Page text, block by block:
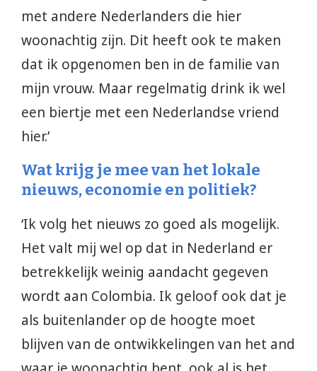
met andere Nederlanders die hier
woonachtig zijn. Dit heeft ook te maken
dat ik opgenomen ben in de familie van
mijn vrouw. Maar regelmatig drink ik wel
een biertje met een Nederlandse vriend
hier.’
Wat krijg je mee van het lokale
nieuws, economie en politiek?
‘Ik volg het nieuws zo goed als mogelijk.
Het valt mij wel op dat in Nederland er
betrekkelijk weinig aandacht gegeven
wordt aan Colombia. Ik geloof ook dat je
als buitenlander op de hoogte moet
blijven van de ontwikkelingen van het and